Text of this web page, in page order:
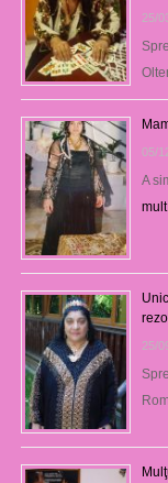
25/
05/
A
25/